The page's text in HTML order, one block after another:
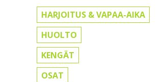
HARJOITUS & VAPAA-AIKA
HUOLTO
KENGÄT
OSAT